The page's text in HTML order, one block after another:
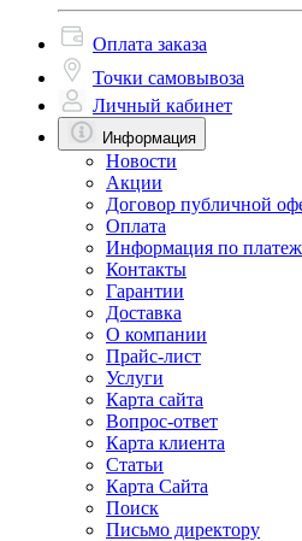
Оплата заказа
Точки самовывоза
Личный кабинет
Информация
Новости
Акции
Договор публичной
Оплата
Информация по
Контакты
Гарантии
Доставка
О компании
Прайс-лист
Услуги
Карта сайта
Вопрос-ответ
Карта клиента
Статьи
Карта Сайта
Поиск
Письмо директору